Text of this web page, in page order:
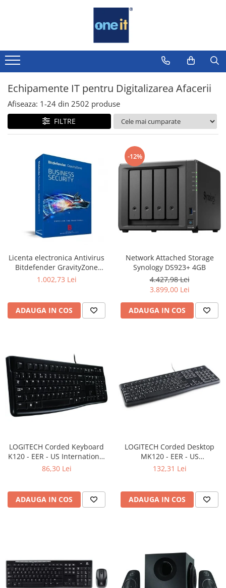
Laptop, Tablete & Telefoane
Laptop / Notebook
Notebook Consumer
Accesorii Laptop
Componente Laptop
Telefoane & accesorii
Smart Watch
Apple AirTag
Inele Smart
Ochelari Smart
Smartphone IPhone
Sisteme PC & Periferice
PC NUC
Microfoane & Casti Gaming
Mouse Gaming
Scaune Gaming
Tastaturi Gaming
Card Reader
Camere Web
Adaptoare
Casti
Componente PC
Placi de Baza
Echipamente IT pentru Digitalizarea Afacerii
Afiseaza: 1-24 din 2502 produse
FILTRE
Licenta electronica Antivirus
Bitdefender GravityZone
Business Security, 5 useri, 2
1.002,73 Lei
ADAUGA IN COS
-12%
Network Attached Storage
Synology DS923+ 4GB
4.427,98 Lei
3.899,00 Lei
ADAUGA IN COS
LOGITECH Corded Keyboard
K120 - EER - US International
layout
86,30 Lei
ADAUGA IN COS
LOGITECH Corded Desktop
MK120 - EER - US
International layout
132,31 Lei
ADAUGA IN COS